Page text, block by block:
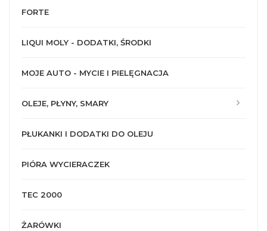
FORTE
LIQUI MOLY - DODATKI, ŚRODKI
MOJE AUTO - MYCIE I PIELĘGNACJA
OLEJE, PŁYNY, SMARY
PŁUKANKI I DODATKI DO OLEJU
PIÓRA WYCIERACZEK
TEC 2000
ŻARÓWKI